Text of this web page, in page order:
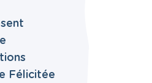
Félicitée